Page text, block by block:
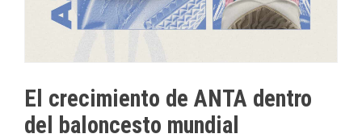
El crecimiento de ANTA dentro
del baloncesto mundial